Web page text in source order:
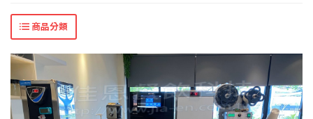
商品分類